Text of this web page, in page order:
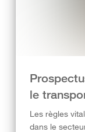
le
Les règles
dans le